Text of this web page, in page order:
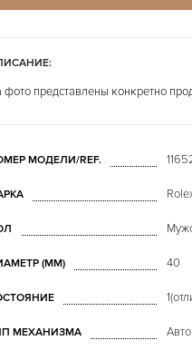
фото представлены конкретно
МОДЕЛИ/REF.
(MM) 40
МЕХАНИЗМА